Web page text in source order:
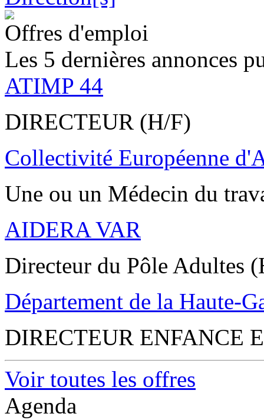
Offres d'emploi
Les 5 dernières annonces
ATIMP 44
DIRECTEUR (H/F)
Collectivité Européenne
Une ou un Médecin du
AIDERA VAR
Directeur du Pôle Adultes
Département de la Haute-
DIRECTEUR ENFANCE
Voir toutes les offres
Agenda